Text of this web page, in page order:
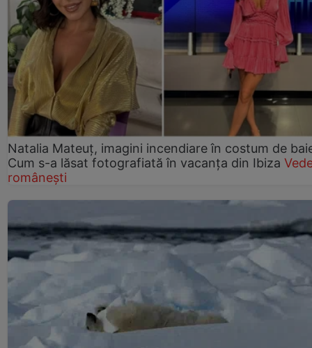
Natalia Mateuț, imagini incendiare în costum de
Cum s-a lăsat fotografiată în vacanța din Ibiza
românești